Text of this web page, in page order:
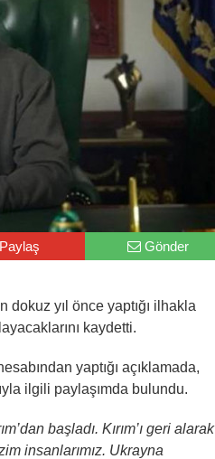
Paylaş Gönder
dokuz yıl önce yaptığı ilhakla
kaydetti.
yaptığı açıklamada,
ilgili paylaşımda bulundu.
başladı. Kırım’ı geri alarak
insanlarımız. Ukrayna